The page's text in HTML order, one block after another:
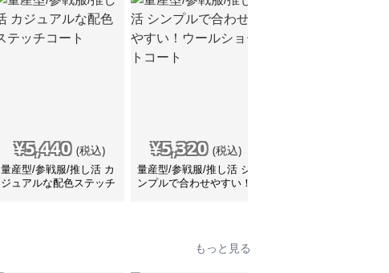
¥5,440 (税込)
量産型/参戦服/推し活 カ
ジュアルな配色ステッチ
¥5,320 (税込)
量産型/参戦服/推し活 シ
ンプルで合わせやすい！
もっと見る